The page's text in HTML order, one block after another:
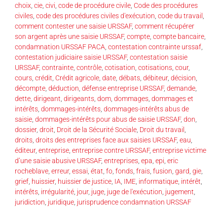
choix, cie, civi, code de procédure civile, Code des procédures
civiles, code des procédures civiles d'exécution, code du travail ,
comment contester une saisie URSSAF, comment récupérer
son argent après une saisie URSSAF, compte, compte bancaire,
condamnation URSSAF PACA, contestation contrainte urssaf,
contestation judiciaire saisie URSSAF, contestation saisie
URSSAF, contrainte, contrôle, cotisation, cotisations, cour,
cours, crédit, Crédit agricole, date, débats, débiteur, décision,
décompte, déduction, défense entreprise URSSAF, demande,
dette, dirigeant, dirigeants, dom, dommages, dommages et
intérêts, dommages-intérêts, dommages-intérêts abus de
saisie, dommages-intérêts pour abus de saisie URSSAF, don,
dossier, droit, Droit de la Sécurité Sociale, Droit du travail ,
droits, droits des entreprises face aux saisies URSSAF, eau,
éditeur, entreprise, entreprise contre URSSAF, entreprise victime
d’une saisie abusive URSSAF, entreprises, epa, epi, eric
rocheblave, erreur, essai, état, fo, fonds, frais, fusion, gard, gie,
grief, huissier, huissier de justice, IA, IME, informatique, intérêt,
intérêts, irrégularité, jour, juge, juge de l'exécution, jugement,
juridiction, juridique, jurisprudence condamnation URSSAF